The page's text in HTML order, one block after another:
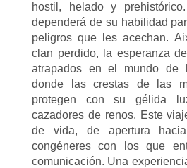
hostil, helado y
dependerá de su habilidad
peligros que les acechan.
clan perdido, la esperanza
atrapados en el mundo de
donde las crestas de las
protegen con su gélida
cazadores de renos. Este
de vida, de apertura
congéneres con los que
comunicación. Una